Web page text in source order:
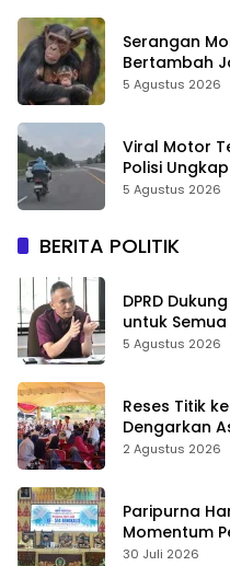
Serangan
Bertambah
Video
5 Agustus 2026
Viral Motor
Polisi
Usai
5 Agustus 2026
BERITA POLITIK
DPRD
untuk
Sekolah
5 Agustus 2026
Reses Titik
Dengarkan
2 Agustus 2026
Paripurna
Momentum
Negeri
30 Juli 2026